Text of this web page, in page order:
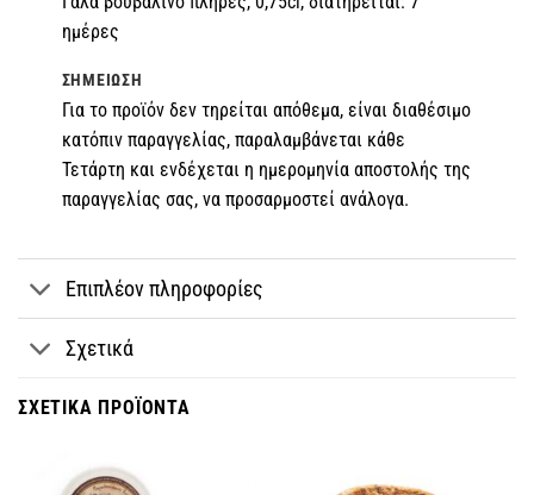
ημέρες
ΣΗΜΕΊΩΣΗ
Για το προϊόν δεν τηρείται απόθεμα, είναι διαθέσιμο
κατόπιν παραγγελίας, παραλαμβάνεται κάθε
Τετάρτη και ενδέχεται η ημερομηνία αποστολής της
παραγγελίας σας, να προσαρμοστεί ανάλογα.
Επιπλέον πληροφορίες
Σχετικά
ΣΧΕΤΙΚΆ ΠΡΟΪΌΝΤΑ